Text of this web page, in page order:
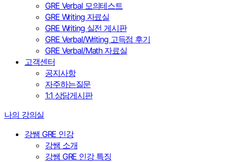
GRE Verbal 모의테스트
GRE Writing 자료실
GRE Writing 실전 게시판
GRE Verbal/Writing 고득점 후기
GRE Verbal/Math 자료실
고객센터
공지사항
자주하는질문
1:1 상담게시판
나의 강의실
강쌤 GRE 인강
강쌤 소개
강쌤 GRE 인강 특징